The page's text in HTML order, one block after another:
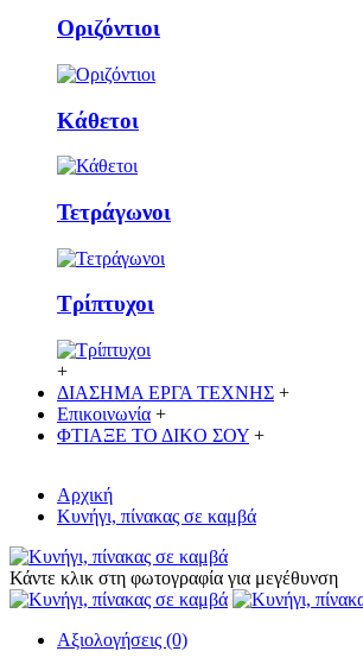
Οριζόντιοι
Κάθετoι
Τετράγωνοι
Τρίπτυχοι
+
ΔΙΑΣΗΜΑ ΕΡΓΑ ΤΕΧΝΗΣ +
Επικοινωνία +
ΦΤΙΑΞΕ ΤΟ ΔΙΚO ΣΟΥ +
Αρχική
Κυνήγι, πίνακας σε καμβά
Κάντε κλικ στη φωτογραφία για μεγέθυνση
Αξιολογήσεις (0)